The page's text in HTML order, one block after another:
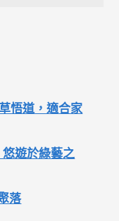
悟道，適合家
遊於綠藝之
落